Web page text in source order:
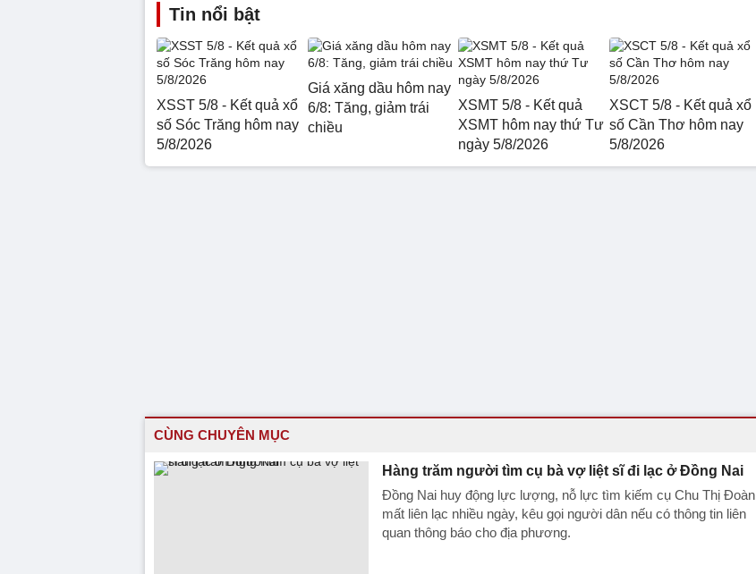
Tin nổi bật
XSST 5/8 - Kết quả xổ
số Sóc Trăng hôm nay
5/8/2026
Giá xăng dầu hôm nay
6/8: Tăng, giảm trái
chiều
XSMT 5/8 - Kết quả
XSMT hôm nay thứ Tư
ngày 5/8/2026
XSCT 5/8 - Kết quả xổ
số Cần Thơ hôm nay
5/8/2026
CÙNG CHUYÊN MỤC
Hàng trăm người tìm cụ bà vợ liệt sĩ đi lạc ở Đồng Nai
Đồng Nai huy động lực lượng, nỗ lực tìm kiếm cụ Chu Thị Đoàn
mất liên lạc nhiều ngày, kêu gọi người dân nếu có thông tin liên
quan thông báo cho địa phương.